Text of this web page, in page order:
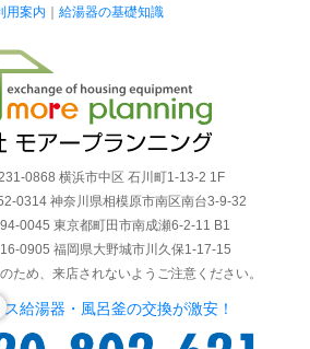
用案内 ｜ 給湯器の基礎知識
0868 横浜市中区 石川町1-13-2 1F
0314 神奈川県相模原市南区南台3-9-32
0045 東京都町田市南成瀬6-2-11 B1
0905 福岡県大野城市川久保1-17-15
ため、来店されないようご注意ください。
給湯器・風呂釜の交換が激安！